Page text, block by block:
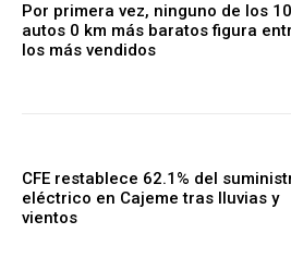
Por primera vez, ninguno de los 10
autos 0 km más baratos figura
los más vendidos
CFE restablece 62.1% del
eléctrico en Cajeme tras lluvias y
vientos